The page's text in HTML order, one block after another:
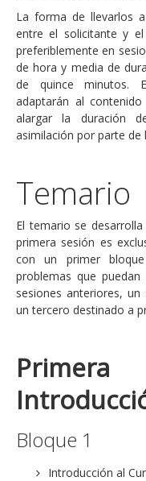
La forma de llevarlos
entre el solicitante y
preferiblemente en
de hora y media de
de quince minutos.
adaptarán al
alargar la duración
asimilación por parte de
Temario
El temario se
primera sesión es
con un primer
problemas que
sesiones anteriores,
un tercero destinado a
Bloque 1
Introducción al